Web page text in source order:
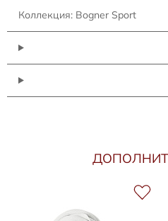
Коллекция: Bogner Sport